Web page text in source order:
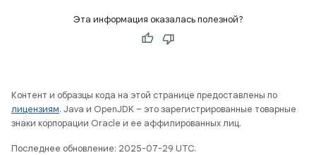
Эта информация оказалась полезной?
Контент и образцы кода на этой странице предоставлены по
лицензиям. Java и OpenJDK – это зарегистрированные товарные
знаки корпорации Oracle и ее аффилированных лиц.
Последнее обновление: 2025-07-29 UTC.